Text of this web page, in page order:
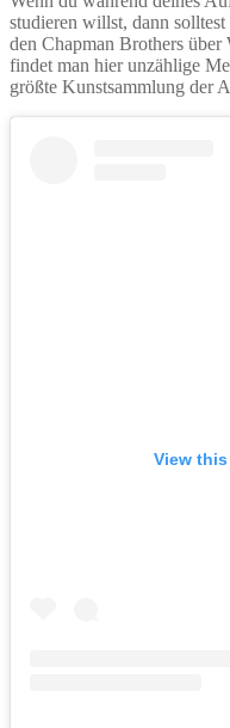
studieren willst, dann
den Chapman Brothers
findet man hier unzählige
größte Kunstsammlung der
View